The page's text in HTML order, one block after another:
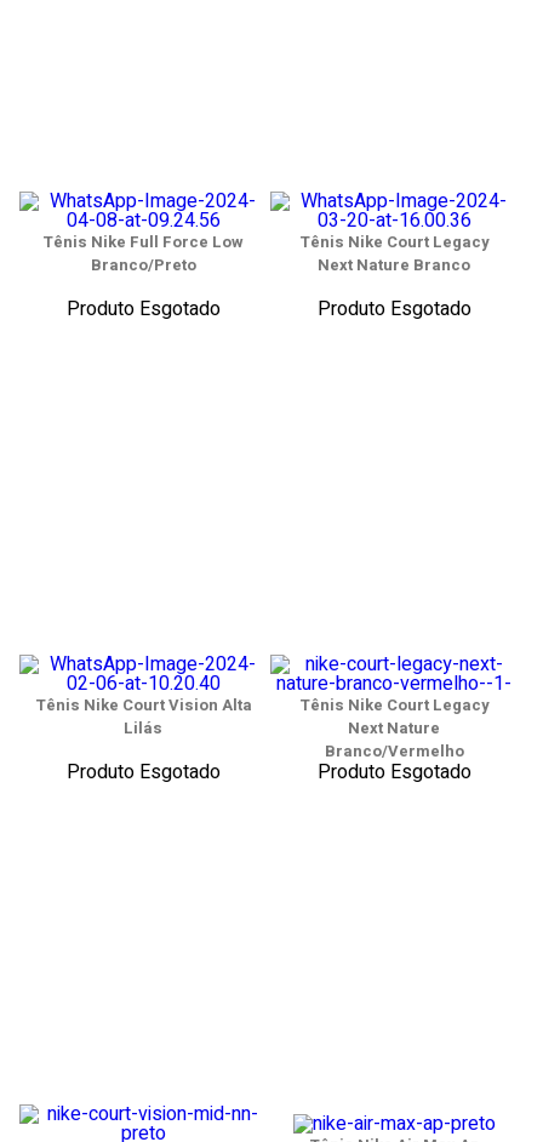
Tênis Nike Full Force Low
Branco/Preto
Produto Esgotado
Tênis Nike Court Legacy
Next Nature Branco
Produto Esgotado
Tênis Nike Court Vision Alta
Lilás
Produto Esgotado
Tênis Nike Court Legacy
Next Nature
Branco/Vermelho
Produto Esgotado